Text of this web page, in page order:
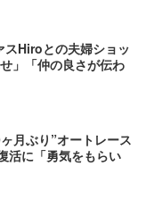
スHiroとの夫婦ショッ
」「仲の良さが伝わ
月ぶり”オートレース
活に「勇気をもらい